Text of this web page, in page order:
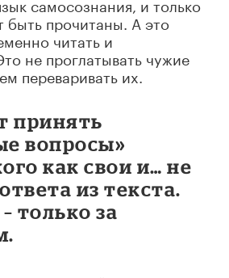
быть прочитаны. А это
читать и
не проглатывать чужие
переваривать их.
принять
вопросы»
как свои и… не
из текста.
только за